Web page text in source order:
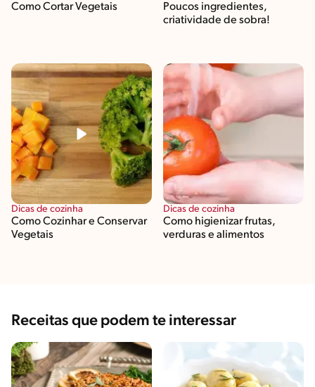
Como Cortar Vegetais
Poucos ingredientes,
criatividade de sobra!
Dicas de cozinha
Como Cozinhar e Conservar
Vegetais
Dicas de cozinha
Como higienizar frutas,
verduras e alimentos
Receitas que podem te interessar